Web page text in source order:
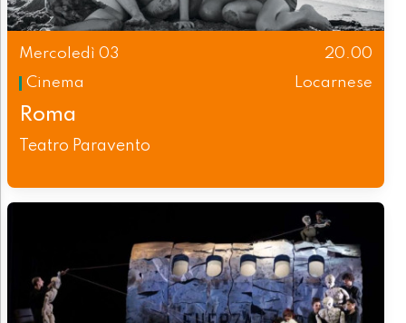
Mercoledì 03
20.00
Cinema
Locarnese
Roma
Teatro Paravento